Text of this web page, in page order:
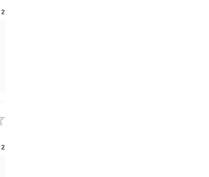
2
2